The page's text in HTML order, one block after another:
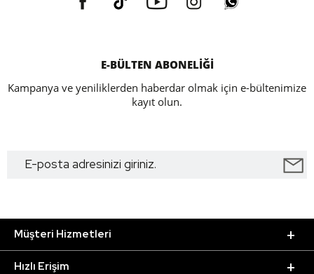
E-BÜLTEN ABONELİĞİ
Kampanya ve yeniliklerden haberdar olmak için e-bültenimize
kayıt olun.
Müşteri Hizmetleri
Hızlı Erişim